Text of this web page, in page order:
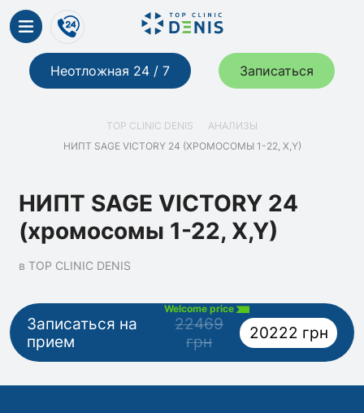
Неотложная 24 / 7 Записаться
TOP CLINIC DENIS
АНАЛИЗЫ
НИПТ SAGE VICTORY 24 (ХРОМОСОМЫ 1-22, X,Y)
НИПТ SAGE VICTORY 24
(хромосомы 1-22, X,Y)
в TOP CLINIC DENIS
Записаться на
прием
Welcome price
22469
грн
20222 грн